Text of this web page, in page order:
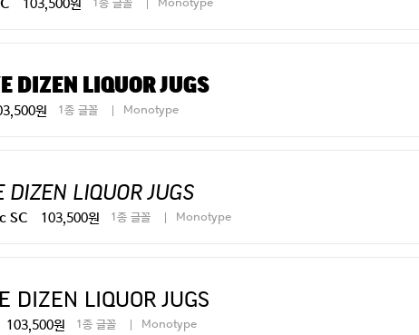
103,500원 1종 글꼴 Monotype
dizen liquor jugs
원 1종 글꼴 Monotype
dizen liquor jugs
SC 103,500원 1종 글꼴 Monotype
dizen liquor jugs
103,500원 1종 글꼴 Monotype